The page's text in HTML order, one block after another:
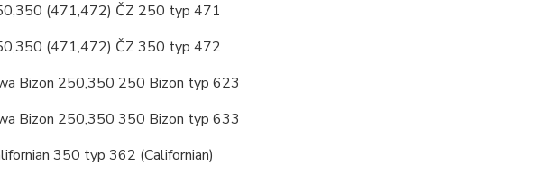
(471,472) ČZ 250 typ 471
(471,472) ČZ 350 typ 472
Bizon 250,350 250 Bizon typ 623
Bizon 250,350 350 Bizon typ 633
350 typ 362 (Californian)